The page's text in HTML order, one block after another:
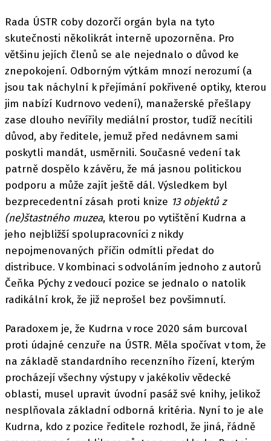
Rada ÚSTR coby dozorčí orgán byla na tyto
skutečnosti několikrát interně upozorněna. Pro
většinu jejích členů se ale nejednalo o důvod ke
znepokojení. Odborným výtkám mnozí nerozumí (a
jsou tak náchylní k přejímání pokřivené optiky, kterou
jim nabízí Kudrnovo vedení), manažerské přešlapy
zase dlouho nevířily mediální prostor, tudíž necítili
důvod, aby ředitele, jemuž před nedávnem sami
poskytli mandát, usměrnili. Současné vedení tak
patrně dospělo k závěru, že má jasnou politickou
podporu a může zajít ještě dál. Výsledkem byl
bezprecedentní zásah proti knize 13 objektů z
(ne)štastného muzea, kterou po vytištění Kudrna a
jeho nejbližší spolupracovníci z nikdy
nepojmenovaných příčin odmítli předat do
distribuce. V kombinaci s odvoláním jednoho z autorů
Čeňka Pýchy z vedoucí pozice se jednalo o natolik
radikální krok, že již neprošel bez povšimnutí.
Paradoxem je, že Kudrna v roce 2020 sám burcoval
proti údajné cenzuře na ÚSTR. Měla spočívat v tom, že
na základě standardního recenzního řízení, kterým
procházejí všechny výstupy v jakékoliv vědecké
oblasti, musel upravit úvodní pasáž své knihy, jelikož
nesplňovala základní odborná kritéria. Nyní to je ale
Kudrna, kdo z pozice ředitele rozhodl, že jiná, řádně